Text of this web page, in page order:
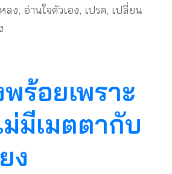
หลง, อ่านใจตัวเอง, เปรต, เปลี่ยน
ร้อยเพราะ
ม่มีเมตตากับ
ง